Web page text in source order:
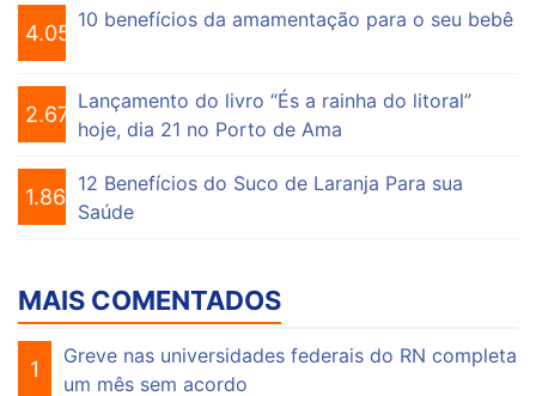
4.058
10 benefícios da amamentação para o seu bebê
2.677
Lançamento do livro “És a rainha do litoral”
hoje, dia 21 no Porto de Ama
1.865
12 Benefícios do Suco de Laranja Para sua
Saúde
MAIS COMENTADOS
1
Greve nas universidades federais do RN completa
um mês sem acordo